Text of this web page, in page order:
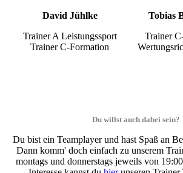
David Jühlke
Trainer A Leistungssport
Trainer C-Formation
Tobias
Trainer
Du willst auch dabei sein?
Du bist ein Teamplayer und hast Spaß an
Dann komm' doch einfach zu unserem
montags und donnerstags jeweils von